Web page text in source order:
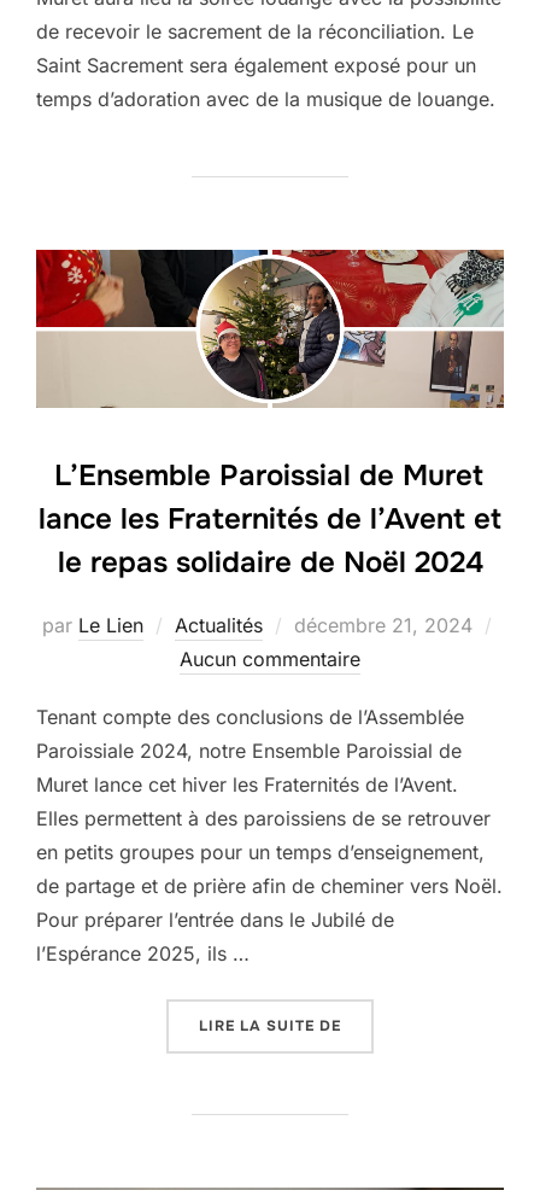
de recevoir le sacrement de la réconciliation. Le
Saint Sacrement sera également exposé pour un
temps d’adoration avec de la musique de louange.
L’Ensemble Paroissial de Muret
lance les Fraternités de l’Avent et
le repas solidaire de Noël 2024
par Le Lien Actualités
Publié
le
décembre 21, 2024
Aucun commentaire
Tenant compte des conclusions de l’Assemblée
Paroissiale 2024, notre Ensemble Paroissial de
Muret lance cet hiver les Fraternités de l’Avent.
Elles permettent à des paroissiens de se retrouver
en petits groupes pour un temps d’enseignement,
de partage et de prière afin de cheminer vers Noël.
Pour préparer l’entrée dans le Jubilé de
l’Espérance 2025, ils …
LIRE LA SUITE DE